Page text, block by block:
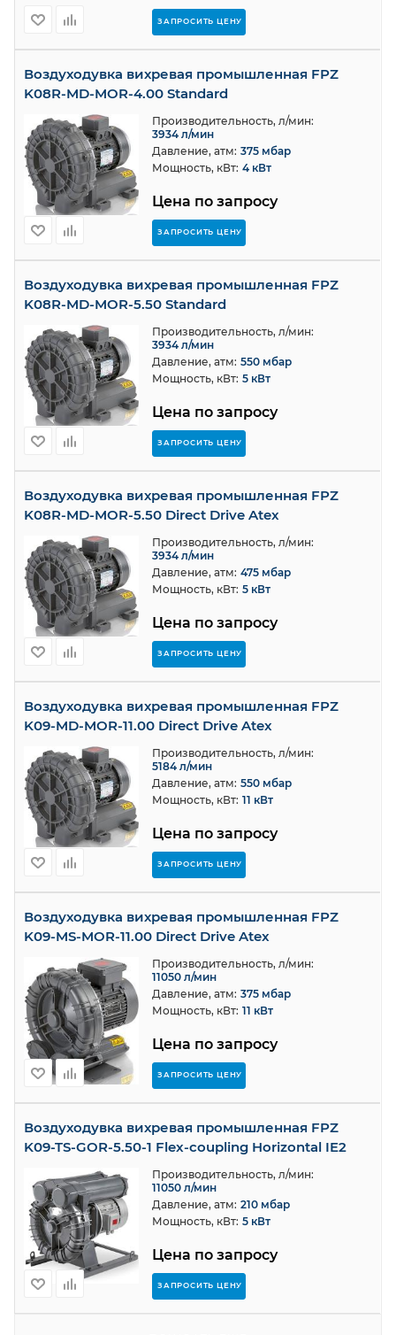
ЗАПРОСИТЬ ЦЕНУ
Воздуходувка вихревая промышленная FPZ
K08R-MD-MOR-4.00 Standard
Цена по запросу
ЗАПРОСИТЬ ЦЕНУ
Производительность, л/мин:
3934 л/мин
Давление, атм: 375 мбар
Мощность, кВт: 4 кВт
Воздуходувка вихревая промышленная FPZ
K08R-MD-MOR-5.50 Standard
Цена по запросу
ЗАПРОСИТЬ ЦЕНУ
Производительность, л/мин:
3934 л/мин
Давление, атм: 550 мбар
Мощность, кВт: 5 кВт
Воздуходувка вихревая промышленная FPZ
K08R-MD-MOR-5.50 Direct Drive Atex
Цена по запросу
ЗАПРОСИТЬ ЦЕНУ
Производительность, л/мин:
3934 л/мин
Давление, атм: 475 мбар
Мощность, кВт: 5 кВт
Воздуходувка вихревая промышленная FPZ
K09-MD-MOR-11.00 Direct Drive Atex
Цена по запросу
ЗАПРОСИТЬ ЦЕНУ
Производительность, л/мин:
5184 л/мин
Давление, атм: 550 мбар
Мощность, кВт: 11 кВт
Воздуходувка вихревая промышленная FPZ
K09-MS-MOR-11.00 Direct Drive Atex
Цена по запросу
ЗАПРОСИТЬ ЦЕНУ
Производительность, л/мин:
11050 л/мин
Давление, атм: 375 мбар
Мощность, кВт: 11 кВт
Воздуходувка вихревая промышленная FPZ
K09-TS-GOR-5.50-1 Flex-coupling Horizontal IE2
Цена по запросу
ЗАПРОСИТЬ ЦЕНУ
Производительность, л/мин:
11050 л/мин
Давление, атм: 210 мбар
Мощность, кВт: 5 кВт